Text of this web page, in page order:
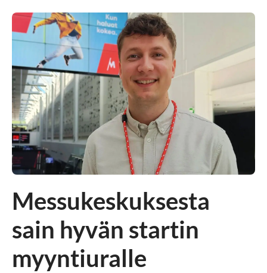
Messukeskuksesta
sain hyvän startin
myyntiuralle